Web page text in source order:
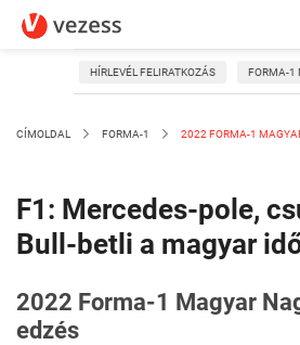
HÍRLEVÉL FELIRATKOZÁS FORMA-1
CÍMOLDAL FORMA-1 2022 FORMA-1
F1: Mercedes-pole,
Bull-betli a magyar
2022 Forma-1 Magyar
edzés